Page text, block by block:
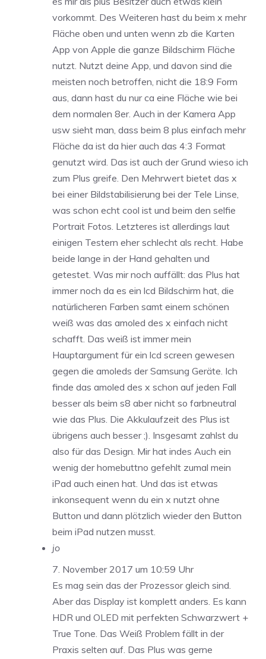
vorkommt. Des Weiteren hast du beim x mehr
Fläche oben und unten wenn zb die Karten
App von Apple die ganze Bildschirm Fläche
nutzt. Nutzt deine App, und davon sind die
meisten noch betroffen, nicht die 18:9 Form
aus, dann hast du nur ca eine Fläche wie bei
dem normalen 8er. Auch in der Kamera App
usw sieht man, dass beim 8 plus einfach mehr
Fläche da ist da hier auch das 4:3 Format
genutzt wird. Das ist auch der Grund wieso ich
zum Plus greife. Den Mehrwert bietet das x
bei einer Bildstabilisierung bei der Tele Linse,
was schon echt cool ist und beim den selfie
Portrait Fotos. Letzteres ist allerdings laut
einigen Testern eher schlecht als recht. Habe
beide lange in der Hand gehalten und
getestet. Was mir noch auffällt: das Plus hat
immer noch da es ein lcd Bildschirm hat, die
natürlicheren Farben samt einem schönen
weiß was das amoled des x einfach nicht
schafft. Das weiß ist immer mein
Hauptargument für ein lcd screen gewesen
gegen die amoleds der Samsung Geräte. Ich
finde das amoled des x schon auf jeden Fall
besser als beim s8 aber nicht so farbneutral
wie das Plus. Die Akkulaufzeit des Plus ist
übrigens auch besser ;). Insgesamt zahlst du
also für das Design. Mir hat indes Auch ein
wenig der homebuttno gefehlt zumal mein
iPad auch einen hat. Und das ist etwas
inkonsequent wenn du ein x nutzt ohne
Button und dann plötzlich wieder den Button
beim iPad nutzen musst.
jo
7. November 2017 um 10:59 Uhr
Es mag sein das der Prozessor gleich sind.
Aber das Display ist komplett anders. Es kann
HDR und OLED mit perfekten Schwarzwert +
True Tone. Das Weiß Problem fällt in der
Praxis selten auf. Das Plus was gerne